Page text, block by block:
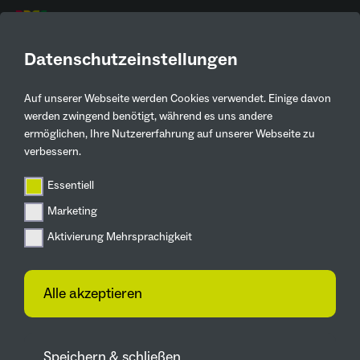
Datenschutzeinstellungen
Auf unserer Webseite werden Cookies verwendet. Einige davon
werden zwingend benötigt, während es uns andere
ermöglichen, Ihre Nutzererfahrung auf unserer Webseite zu
verbessern.
Essentiell
Marketing
Aktivierung Mehrsprachigkeit
Alle akzeptieren
Kontaktinformationen
Hannah Wolf
Hannah.Wolf.47@luenen.de